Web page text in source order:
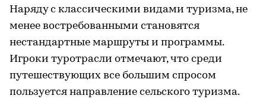
Наряду с классическими видами туризма, не
менее востребованными становятся
нестандартные маршруты и программы.
Игроки туротрасли отмечают, что среди
путешествующих все большим спросом
пользуется направление сельского туризма.